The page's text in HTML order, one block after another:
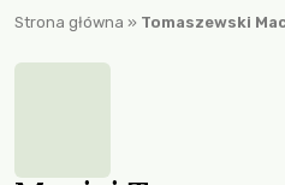
Strona główna » Tomaszewski